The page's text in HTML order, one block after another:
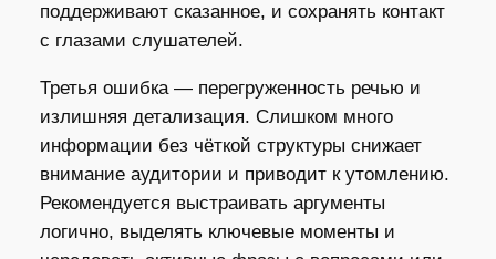
поддерживают сказанное, и сохранять контакт
с глазами слушателей.
Третья ошибка — перегруженность речью и
излишняя детализация. Слишком много
информации без чёткой структуры снижает
внимание аудитории и приводит к утомлению.
Рекомендуется выстраивать аргументы
логично, выделять ключевые моменты и